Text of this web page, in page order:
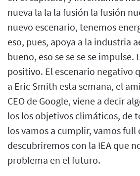
nueva la la la fusión la fusión
nuevo escenario, tenemos
eso, pues, apoya a la industria
bueno, eso se se se se impulse.
positivo. El escenario negativo
a Eric Smith esta semana, el
CEO de Google, viene a decir
los los objetivos climáticos, de
los vamos a cumplir, vamos full
descubriremos con la IEA que
problema en el futuro.